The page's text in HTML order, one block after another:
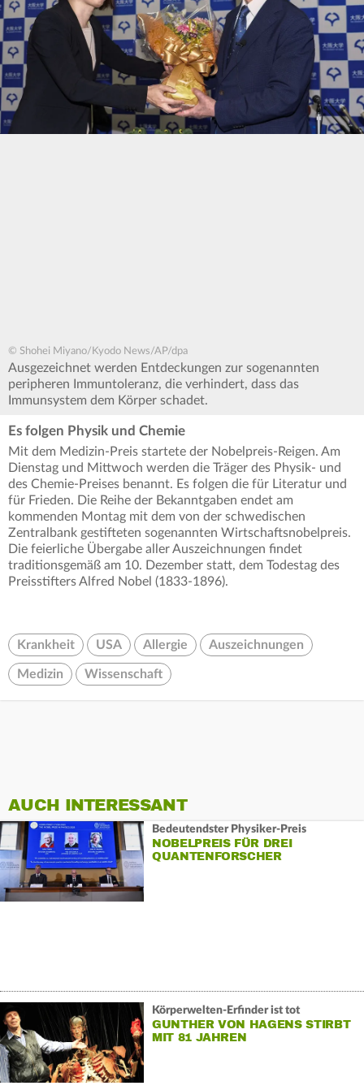
© Shohei Miyano/Kyodo News/AP/dpa
Ausgezeichnet werden Entdeckungen zur sogenannten
peripheren Immuntoleranz, die verhindert, dass das
Immunsystem dem Körper schadet.
Es folgen Physik und Chemie
Mit dem Medizin-Preis startete der Nobelpreis-Reigen. Am
Dienstag und Mittwoch werden die Träger des Physik- und
des Chemie-Preises benannt. Es folgen die für Literatur und
für Frieden. Die Reihe der Bekanntgaben endet am
kommenden Montag mit dem von der schwedischen
Zentralbank gestifteten sogenannten Wirtschaftsnobelpreis.
Die feierliche Übergabe aller Auszeichnungen findet
traditionsgemäß am 10. Dezember statt, dem Todestag des
Preisstifters Alfred Nobel (1833-1896).
Krankheit USA Allergie Auszeichnungen
Medizin Wissenschaft
AUCH INTERESSANT
Bedeutendster Physiker-Preis
NOBELPREIS FÜR DREI
QUANTENFORSCHER
Körperwelten-Erfinder ist tot
GUNTHER VON HAGENS STIRBT
MIT 81 JAHREN